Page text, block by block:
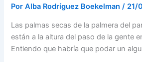
PorAlba Rodríguez Boekelman/ 21/
Las palmas secas de la palmera del
están a la altura del paso de la gente
Entiendo que habría que podar un